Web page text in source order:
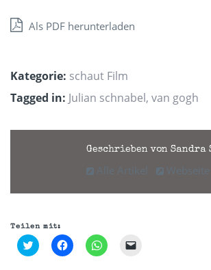
Als PDF herunterladen
Kategorie: schaut Film
Tagged in: Julian schnabel, van gogh
Geschrieben von Sandra
Alle Artikel Webseite
Teilen mit:
Klick,
um
Klick,
um
Klicken,
um